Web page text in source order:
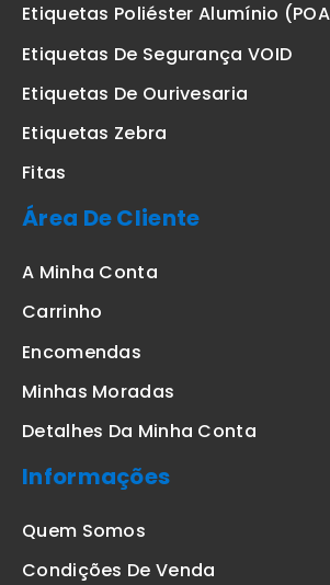
Etiquetas Poliéster Alumínio
Etiquetas De Segurança VOID
Etiquetas De Ourivesaria
Etiquetas Zebra
Fitas
Área De Cliente
A Minha Conta
Carrinho
Encomendas
Minhas Moradas
Detalhes Da Minha Conta
Informações
Quem Somos
Condições De Venda